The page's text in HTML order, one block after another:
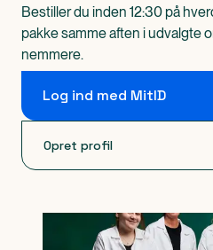
Bestiller du inden 12:30 på
pakke samme aften i udvalgte
nemmere.
Log ind med MitID
Opret profil